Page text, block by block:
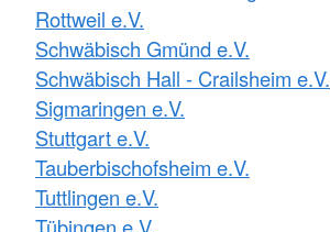
Rottweil e.V.
Schwäbisch Gmünd e.V.
Schwäbisch Hall - Crailsheim e.V.
Sigmaringen e.V.
Stuttgart e.V.
Tauberbischofsheim e.V.
Tuttlingen e.V.